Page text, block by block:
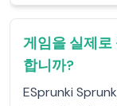
게임을 실제
합니까?
ESprunki